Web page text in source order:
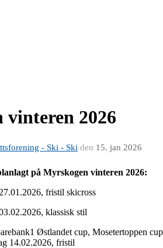
2026
- Ski - Ski den 15. jan 2026
på Myrskogen vinteren 2026:
fristil skicross
klassisk stil
Østlandet cup, Mosetertoppen cup
14.02.2026, fristil